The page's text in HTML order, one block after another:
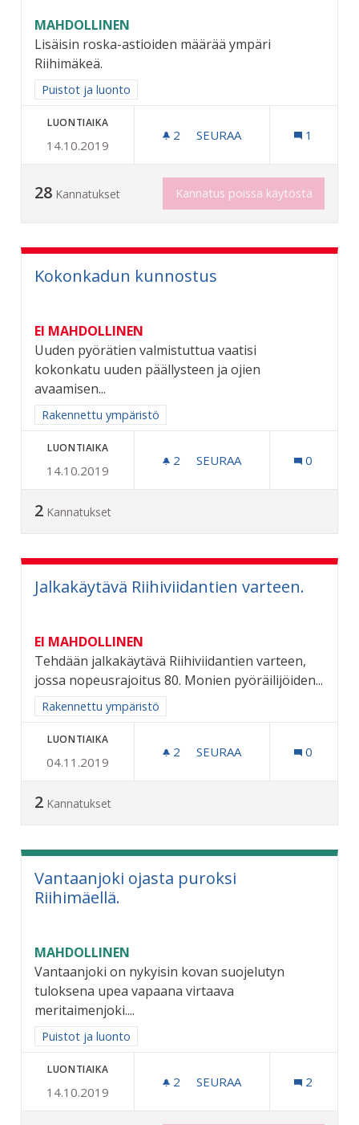
MAHDOLLINEN
Lisäisin roska-astioiden määrää ympäri
Riihimäkeä.
Rajaa tulokset aihepiirin mukaan: Puistot ja luonto
Puistot ja luonto
LUONTIAIKA
14.10.2019
2 2 SEURAAJAA
SEURAA 1
28 Kannatukset Kannatus poissa käytöstä
Kokonkadun kunnostus
EI MAHDOLLINEN
Uuden pyörätien valmistuttua vaatisi
kokonkatu uuden päällysteen ja ojien
avaamisen...
Rajaa tulokset aihepiirin mukaan: Rakennettu ympäristö
Rakennettu ympäristö
LUONTIAIKA
14.10.2019
2 2 SEURAAJAA
SEURAA 0
2 Kannatukset
Jalkakäytävä Riihiviidantien varteen.
EI MAHDOLLINEN
Tehdään jalkakäytävä Riihiviidantien varteen,
jossa nopeusrajoitus 80. Monien pyöräilijöiden...
Rajaa tulokset aihepiirin mukaan: Rakennettu ympäristö
Rakennettu ympäristö
LUONTIAIKA
04.11.2019
2 2 SEURAAJAA
SEURAA 0
2 Kannatukset
Vantaanjoki ojasta puroksi
Riihimäellä.
MAHDOLLINEN
Vantaanjoki on nykyisin kovan suojelutyn
tuloksena upea vapaana virtaava
meritaimenjoki....
Rajaa tulokset aihepiirin mukaan: Puistot ja luonto
Puistot ja luonto
LUONTIAIKA
14.10.2019
2 2 SEURAAJAA
SEURAA 2